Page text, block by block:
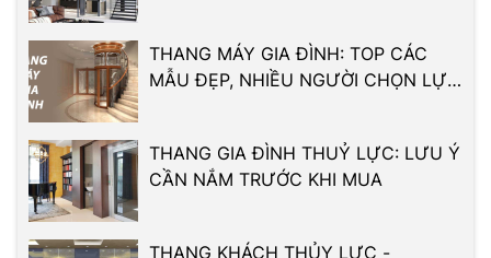
THANG MÁY GIA ĐÌNH: TOP CÁC
MẪU ĐẸP, NHIỀU NGƯỜI CHỌN LỰA
THANG GIA ĐÌNH THUỶ LỰC: LƯU Ý
CẦN NẮM TRƯỚC KHI MUA
THANG KHÁCH THỦY LỰC -